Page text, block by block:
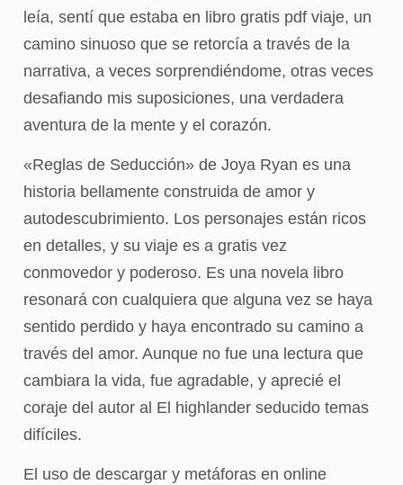
leía, sentí que estaba en libro gratis pdf viaje, un
camino sinuoso que se retorcía a través de la
narrativa, a veces sorprendiéndome, otras veces
desafiando mis suposiciones, una verdadera
aventura de la mente y el corazón.
«Reglas de Seducción» de Joya Ryan es una
historia bellamente construida de amor y
autodescubrimiento. Los personajes están ricos
en detalles, y su viaje es a gratis vez
conmovedor y poderoso. Es una novela libro
resonará con cualquiera que alguna vez se haya
sentido perdido y haya encontrado su camino a
través del amor. Aunque no fue una lectura que
cambiara la vida, fue agradable, y aprecié el
coraje del autor al El highlander seducido temas
difíciles.
El uso de descargar y metáforas en online